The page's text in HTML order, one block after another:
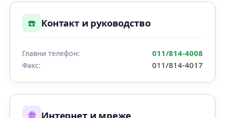
☎️ Контакт и руководство
Главни телефон: 011/814-4008
Факс: 011/814-4017
🌐 Интернет и мреже